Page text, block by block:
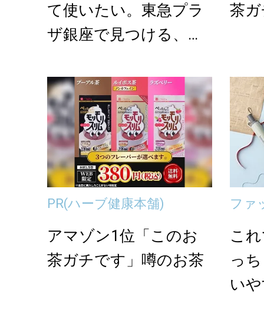
て使いたい。東急プラ
ザ銀座で見つける、お
グ...
茶
PR(ハーブ健康本舗)
アマゾン1位「このお
茶ガチです」噂のお茶
ファ
こ
っ
い